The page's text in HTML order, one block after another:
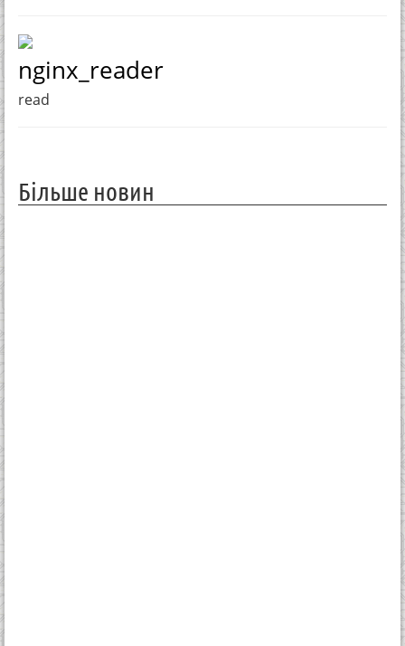
nginx_reader
read
Більше новин